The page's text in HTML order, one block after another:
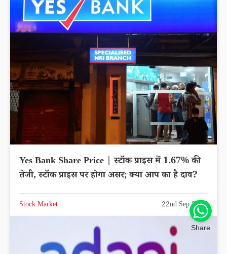
Yes Bank Share Price | स्टॉक प्राइस में 1.67% की
तेजी, स्टॉक प्राइस पर होगा असर; क्या आप का है दाव?
Stock Market 22nd Sep 2025
Share